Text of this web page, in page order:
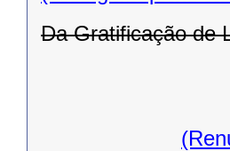
Da Gratificação de